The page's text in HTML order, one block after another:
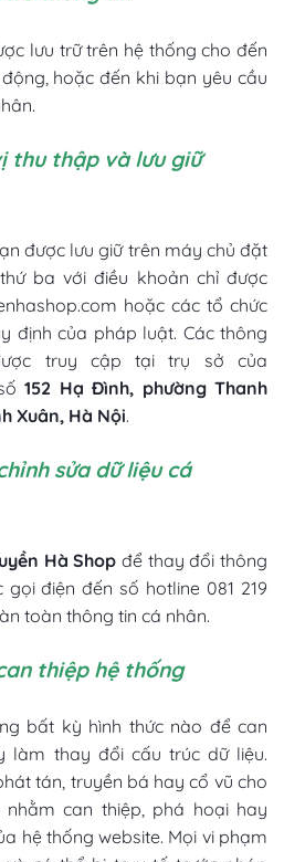
lưu trữ trên hệ thống cho đến
hoặc đến khi bạn yêu cầu
thu thập và lưu giữ
được lưu giữ trên máy chủ đặt
ba với điều khoản chỉ được
hoặc các tổ chức
định của pháp luật. Các thông
truy cập tại trụ sở của
152 Hạ Đình, phường Thanh
Xuân, Hà Nội.
sửa dữ liệu cá
Hà Shop để thay đổi thông
điện đến số hotline 081 219
toàn thông tin cá nhân.
thiệp hệ thống
bất kỳ hình thức nào để can
làm thay đổi cấu trúc dữ liệu.
tán, truyền bá hay cổ vũ cho
can thiệp, phá hoại hay
hệ thống website. Mọi vi phạm